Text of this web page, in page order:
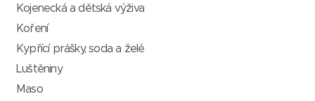
Kojenecká a dětská výživa
Koření
Kypřící prášky, soda a želé
Luštěniny
Maso